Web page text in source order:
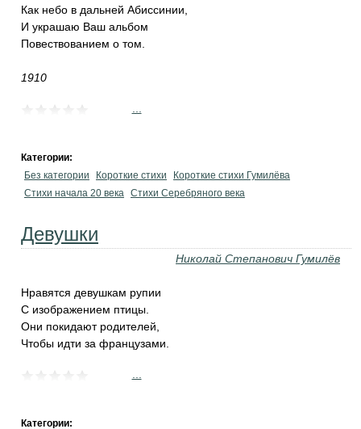
Как небо в дальней Абиссинии,
И украшаю Ваш альбом
Повествованием о том.
1910
Категории:
Без категории
Короткие стихи
Короткие стихи Гумилёва
Cтихи начала 20 века Cтихи Серебряного века
Девушки
Николай Степанович Гумилёв
Нравятся девушкам рупии
С изображением птицы.
Они покидают родителей,
Чтобы идти за французами.
Категории: